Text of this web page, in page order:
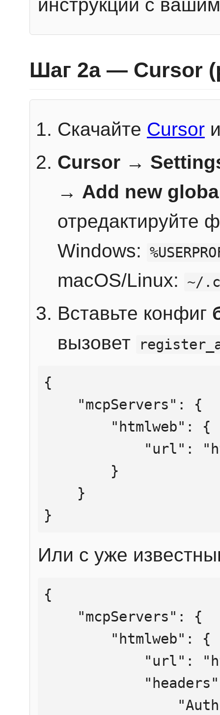
инструкции с
Шаг 2a — Cursor
Скачайте Cursor
Cursor →
→ Add new
отредактируйте
Windows:
macOS/Linux: ~/
Вставьте конфиг
вызовет
{
}
Или с уже
{